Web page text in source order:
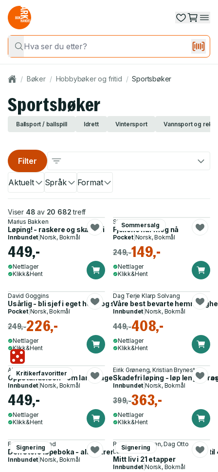
/ Bøker / Hobbybøker og fritid / Sportsbøker
Sportsbøker
Ballsport / ballspill Idrett Vintersport Vannsport og
Aktuelt Språk Format
Filter
Viser 48 av 20 682 treff
Marius Bakken
Løping! - raskere og skadefri
Innbundet |Norsk, Bokmål
449,-
Nettlager
Klikk&Hent
Sommersalg
Stein P. Aasheim
Fjellene har meg nå
Pocket| Norsk, Bokmål
249,-149,-
Nettlager
Klikk&Hent
David Goggins
Usårlig - bli sjef i eget hode og slå oddsen
Pocket| Norsk, Bokmål
249,-226,-
Nettlager
Klikk&Hent
Dag Terje Klarp Solvang
Våre best bevarte
Innbundet |Norsk, Bokmål
449,-408,-
Nettlager
Klikk&Hent
Kritikerfavoritter
Alfred Fidjestøl
Oppstandelsen - om landslagets forbannelse, veien tilbake
Innbundet |Norsk, Bokmål
449,-
Nettlager
Klikk&Hent
Eirik Grøneng, Kristian Brynestad
Skadefri løping - løp lengre,
Innbundet |Norsk, Bokmål
399,-363,-
Nettlager
Klikk&Hent
Signering
Frode Saugestad
Den store løpeboka - alt du trenger for å nå målene din på 3
Innbundet |Norsk, Bokmål
Signering
Rune Brynhildsen, Dag Otto
Lauritzen
Mitt liv i 21 etapper
Innbundet |Norsk, Bokmål